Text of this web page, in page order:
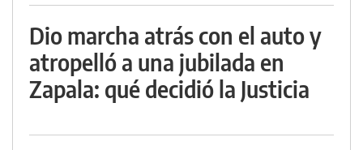
Dio marcha atrás con el auto y
atropelló a una jubilada en
Zapala: qué decidió la Justicia